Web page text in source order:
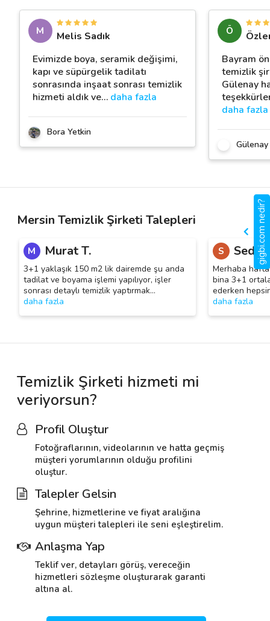
M
Melis Sadık
Evimizde boya, seramik değişimi,
kapı ve süpürgelik tadilatı
sonrasında inşaat sonrası temizlik
hizmeti aldık ve… daha fazla
Bora Yetkin
Ö
Bayram
temizlik
Gülenay
daha fazla
Mersin Temizlik Şirketi Talepleri
M Murat T.
3+1 yaklaşık 150 m2 lik dairemde şu anda
tadilat ve boyama işlemi yapılıyor, işler
sonrası detaylı temizlik yaptırmak…
daha fazla
S Seda
Merhaba
bina 3+1
ederken
daha fazla
Temizlik Şirketi hizmeti mi
veriyorsun?
Profil Oluştur
Fotoğraflarının, videolarının ve hatta geçmiş
müşteri yorumlarının olduğu profilini
oluştur.
Talepler Gelsin
Şehrine, hizmetlerine ve fiyat aralığına
uygun müşteri talepleri ile seni eşleştirelim.
Anlaşma Yap
Teklif ver, detayları görüş, vereceğin
hizmetleri sözleşme oluşturarak garanti
altına al.
gigbi.com nedir?